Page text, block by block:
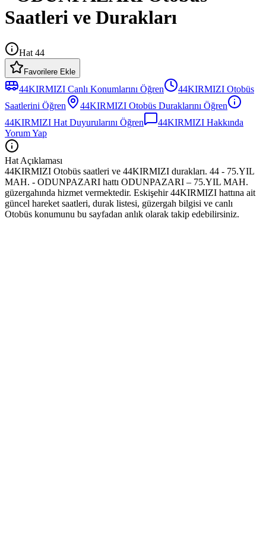
Saatleri ve Durakları
Hat 44
Favorilere Ekle
44KIRMIZI Canlı Konumlarını Öğren 44KIRMIZI Otobüs
Saatlerini Öğren
44KIRMIZI Otobüs Duraklarını Öğren
44KIRMIZI Hat Duyurularını Öğren 44KIRMIZI Hakkında
Yorum Yap
Hat Açıklaması
44KIRMIZI Otobüs saatleri ve 44KIRMIZI durakları. 44 - 75.YIL
MAH. - ODUNPAZARI hattı ODUNPAZARI – 75.YIL MAH.
güzergahında hizmet vermektedir. Eskişehir 44KIRMIZI hattına ait
güncel hareket saatleri, durak listesi, güzergah bilgisi ve canlı
Otobüs konumunu bu sayfadan anlık olarak takip edebilirsiniz.